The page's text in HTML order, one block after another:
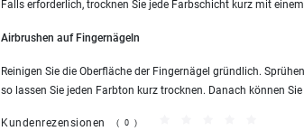
Falls erforderlich, trocknen Sie jede Farbschicht kurz mit
Airbrushen auf Fingernägeln
Reinigen Sie die Oberfläche der Fingernägel gründlich.
so lassen Sie jeden Farbton kurz trocknen. Danach können
Kundenrezensionen (0)